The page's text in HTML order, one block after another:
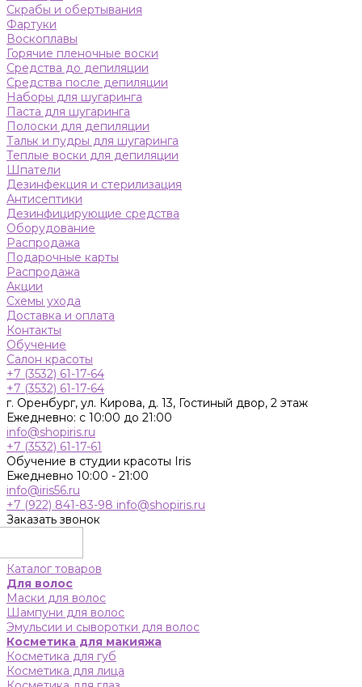
Скрабы и обертывания
Фартуки
Воскоплавы
Горячие пленочные воски
Средства до депиляции
Средства после депиляции
Наборы для шугаринга
Паста для шугаринга
Полоски для депиляции
Тальк и пудры для шугаринга
Теплые воски для депиляции
Шпатели
Дезинфекция и стерилизация
Антисептики
Дезинфицирующие средства
Оборудование
Распродажа
Подарочные карты
Распродажа
Акции
Схемы ухода
Доставка и оплата
Контакты
Обучение
Салон красоты
+7 (3532) 61-17-64
+7 (3532) 61-17-64
г. Оренбург, ул. Кирова, д. 13, Гостиный двор, 2 этаж
Ежедневно: с 10:00 до 21:00
info@shopiris.ru
+7 (3532) 61-17-61
Обучение в студии красоты Iris
Ежедневно 10:00 - 21:00
info@iris56.ru
+7 (922) 841-83-98 info@shopiris.ru
Заказать звонок
Каталог товаров
Для волос
Маски для волос
Шампуни для волос
Эмульсии и сыворотки для волос
Косметика для макияжа
Косметика для губ
Косметика для лица